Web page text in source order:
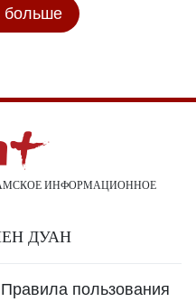
больше
ИНФОРМАЦИОННОЕ
ДУАН
Правила пользования